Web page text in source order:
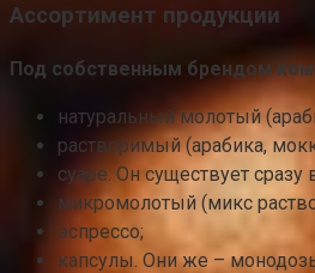
Ассортимент продукции
Под собственным брендом
натуральный молотый
растворимый (арабика,
суаре. Он существует
микромолотый (микс
эспрессо;
капсулы. Они же –